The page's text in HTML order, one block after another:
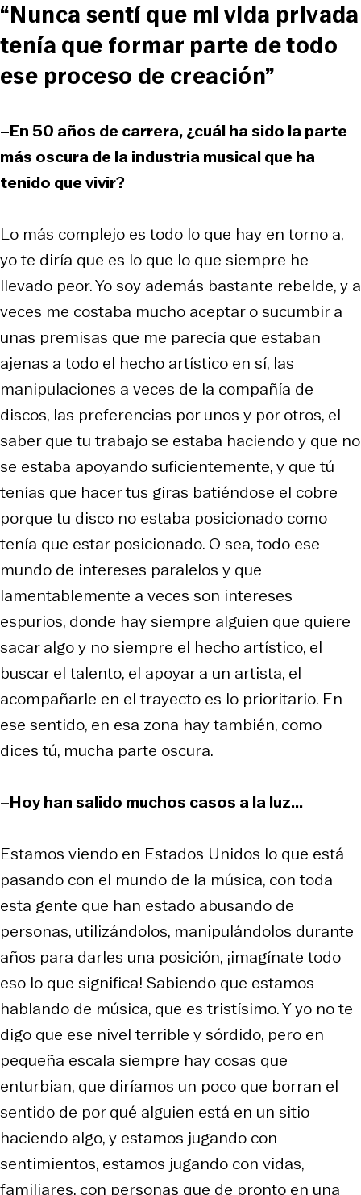
“Nunca sentí que mi vida privada
tenía que formar parte de todo
ese proceso de creación”
–En 50 años de carrera, ¿cuál ha sido la parte
más oscura de la industria musical que ha
tenido que vivir?
Lo más complejo es todo lo que hay en torno a,
yo te diría que es lo que lo que siempre he
llevado peor. Yo soy además bastante rebelde, y a
veces me costaba mucho aceptar o sucumbir a
unas premisas que me parecía que estaban
ajenas a todo el hecho artístico en sí, las
manipulaciones a veces de la compañía de
discos, las preferencias por unos y por otros, el
saber que tu trabajo se estaba haciendo y que no
se estaba apoyando suficientemente, y que tú
tenías que hacer tus giras batiéndose el cobre
porque tu disco no estaba posicionado como
tenía que estar posicionado. O sea, todo ese
mundo de intereses paralelos y que
lamentablemente a veces son intereses
espurios, donde hay siempre alguien que quiere
sacar algo y no siempre el hecho artístico, el
buscar el talento, el apoyar a un artista, el
acompañarle en el trayecto es lo prioritario. En
ese sentido, en esa zona hay también, como
dices tú, mucha parte oscura.
–Hoy han salido muchos casos a la luz...
Estamos viendo en Estados Unidos lo que está
pasando con el mundo de la música, con toda
esta gente que han estado abusando de
personas, utilizándolos, manipulándolos durante
años para darles una posición, ¡imagínate todo
eso lo que significa! Sabiendo que estamos
hablando de música, que es tristísimo. Y yo no te
digo que ese nivel terrible y sórdido, pero en
pequeña escala siempre hay cosas que
enturbian, que diríamos un poco que borran el
sentido de por qué alguien está en un sitio
haciendo algo, y estamos jugando con
sentimientos, estamos jugando con vidas,
familiares, con personas que de pronto en una